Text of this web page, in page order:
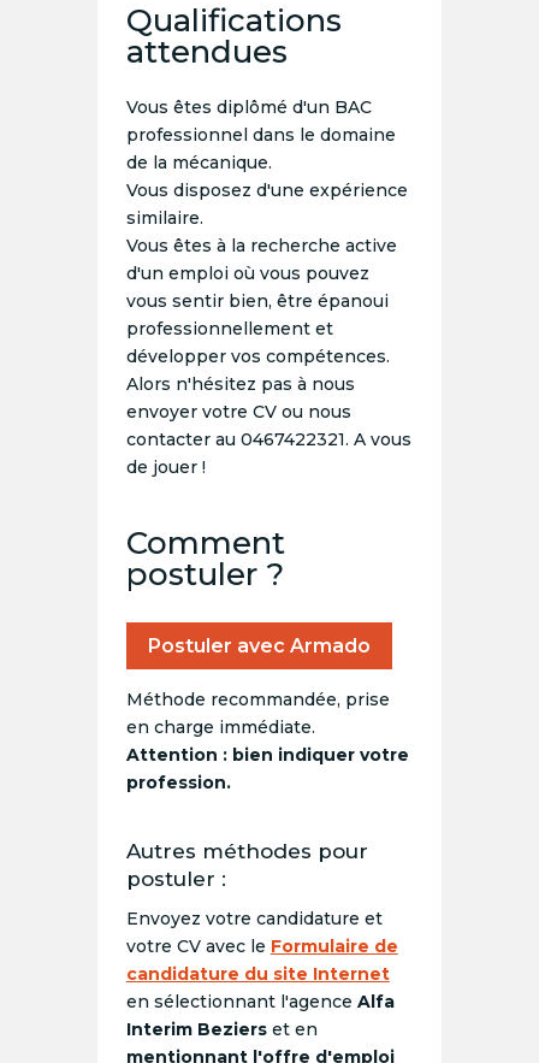
Qualifications
attendues
Vous êtes diplômé d'un BAC
professionnel dans le domaine
de la mécanique.
Vous disposez d'une expérience
similaire.
Vous êtes à la recherche active
d'un emploi où vous pouvez
vous sentir bien, être épanoui
professionnellement et
développer vos compétences.
Alors n'hésitez pas à nous
envoyer votre CV ou nous
contacter au 0467422321. A vous
de jouer !
Comment
postuler ?
Postuler avec Armado
Méthode recommandée, prise
en charge immédiate.
Attention : bien indiquer votre
profession.
Autres méthodes pour
postuler :
Envoyez votre candidature et
votre CV avec le Formulaire de
candidature du site Internet
en sélectionnant l'agence Alfa
Interim Bezierset en
mentionnant l'offre d'emploi